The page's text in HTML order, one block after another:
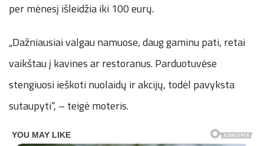
per mėnesį išleidžia iki 100 eurų.
„Dažniausiai valgau namuose, daug gaminu pati, retai
vaikštau į kavines ar restoranus. Parduotuvėse
stengiuosi ieškoti nuolaidų ir akcijų, todėl pavyksta
sutaupyti“, – teigė moteris.